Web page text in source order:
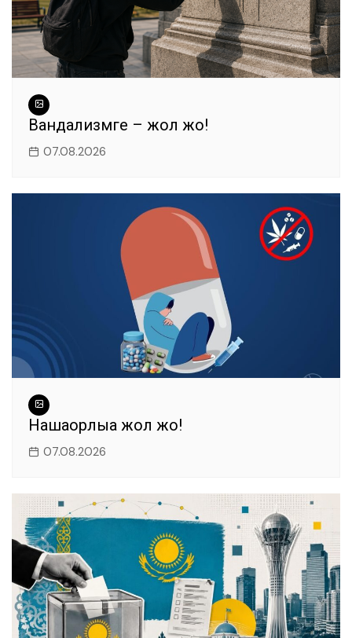
Вандализмге – жол жоқ!
07.08.2026
Нашақорлыққа жол жоқ!
07.08.2026